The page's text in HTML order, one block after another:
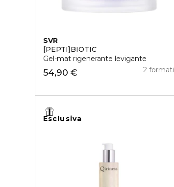
SVR
[PEPTI]BIOTIC
Gel-mat rigenerante levigante
54,90 € 2 formati
Esclusiva